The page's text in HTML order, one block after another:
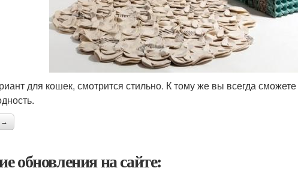
для кошек, смотрится стильно. К тому же вы всегда
→
обновления на сайте: